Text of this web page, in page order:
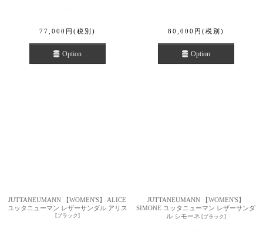
77,000 円 (税別)
Option
80,000 円 (税別)
Option
JUTTANEUMANN 【WOMEN'S】 ALICE
ユッタニューマン レザーサンダル アリス
[ブラック]
JUTTANEUMANN 【WOMEN'S】
SIMONE ユッタニューマン レザーサンダ
ル シモーネ [ブラック]